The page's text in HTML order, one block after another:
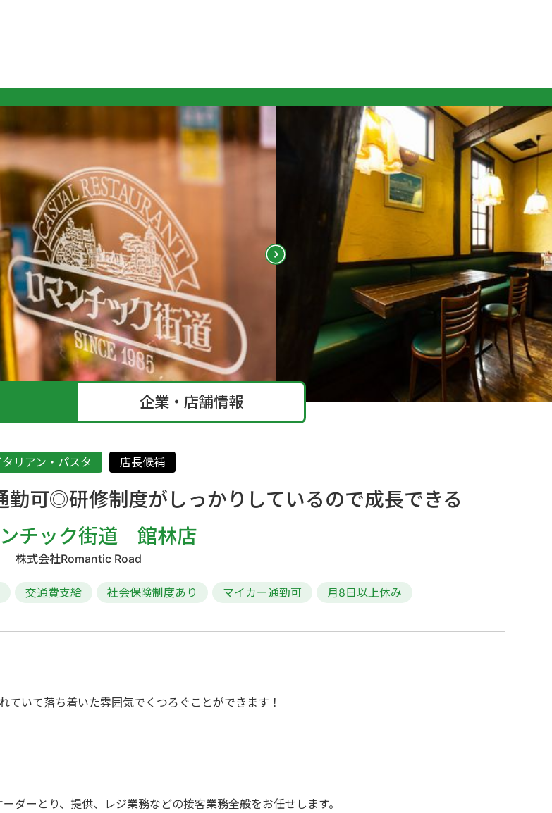
企業・店舗情報
タリアン・パスタ 店長候補
可◎研修制度がしっかりしているので成長できる
チック街道 館林店
株式会社Romantic Road
交通費支給 社会保険制度あり マイカー通勤可 月8日以上休み
いて落ち着いた雰囲気でくつろぐことができます！
ダーとり、提供、レジ業務などの接客業務全般をお任せします。